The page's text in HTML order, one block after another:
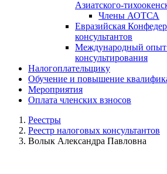
Азиатского-
Члены АОТСА
Евразийская
консультантов
Международный опыт
консультирования
Налогоплательщику
Обучение и повышение
Мероприятия
Оплата членских взносов
Реестры
Реестр налоговых консультантов
Волык Александра Павловна